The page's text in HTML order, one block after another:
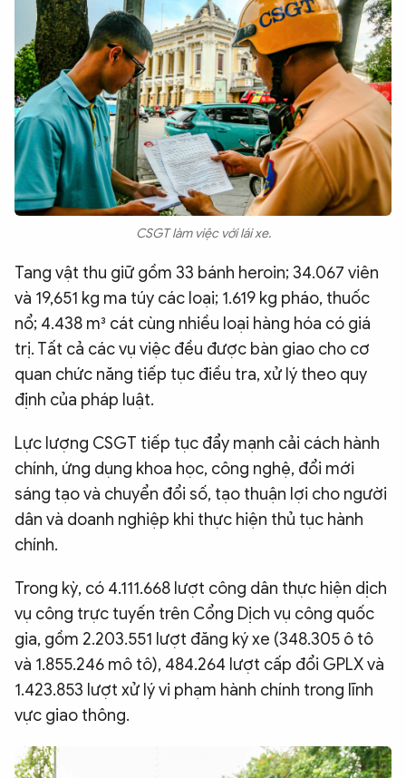
Chuyên trangAn ninh thế giới
Văn nghệ Công an
Chuyên đề
CSGT làm việc với lái xe.
Tang vật thu giữ gồm 33 bánh heroin; 34.067 viên
và 19,651 kg ma túy các loại; 1.619 kg pháo, thuốc
nổ; 4.438 m³ cát cùng nhiều loại hàng hóa có giá
trị. Tất cả các vụ việc đều được bàn giao cho cơ
quan chức năng tiếp tục điều tra, xử lý theo quy
định của pháp luật.
Lực lượng CSGT tiếp tục đẩy mạnh cải cách hành
chính, ứng dụng khoa học, công nghệ, đổi mới
sáng tạo và chuyển đổi số, tạo thuận lợi cho người
dân và doanh nghiệp khi thực hiện thủ tục hành
chính.
Trong kỳ, có 4.111.668 lượt công dân thực hiện dịch
vụ công trực tuyến trên Cổng Dịch vụ công quốc
gia, gồm 2.203.551 lượt đăng ký xe (348.305 ô tô
và 1.855.246 mô tô), 484.264 lượt cấp đổi GPLX và
1.423.853 lượt xử lý vi phạm hành chính trong lĩnh
vực giao thông.